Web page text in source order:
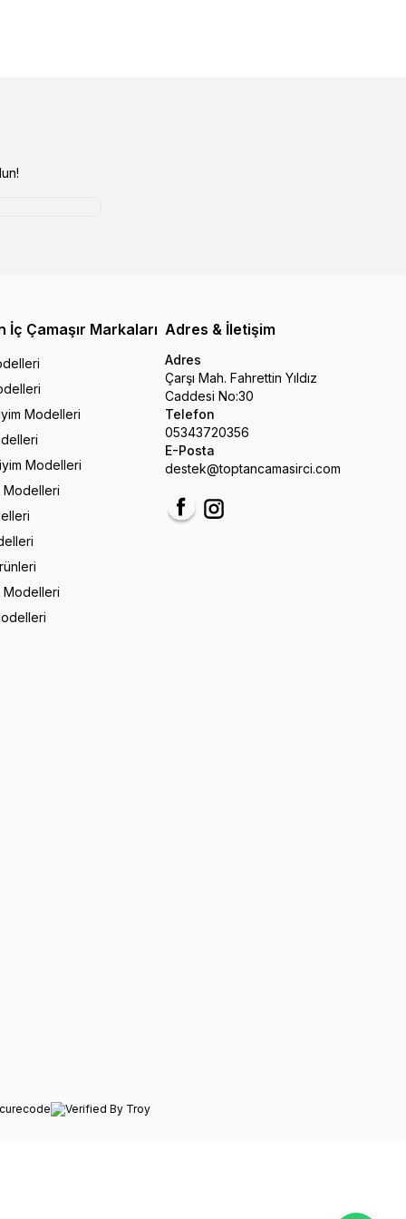
İç Çamaşır Markaları
Modelleri
Modelleri
Modelleri
Modelleri
Adres & İletişim
Adres
Çarşı Mah. Fahrettin Yıldız
Caddesi No:30
Telefon
05343720356
E-Posta
destek@toptancamasirci.com
FacebookInstagram